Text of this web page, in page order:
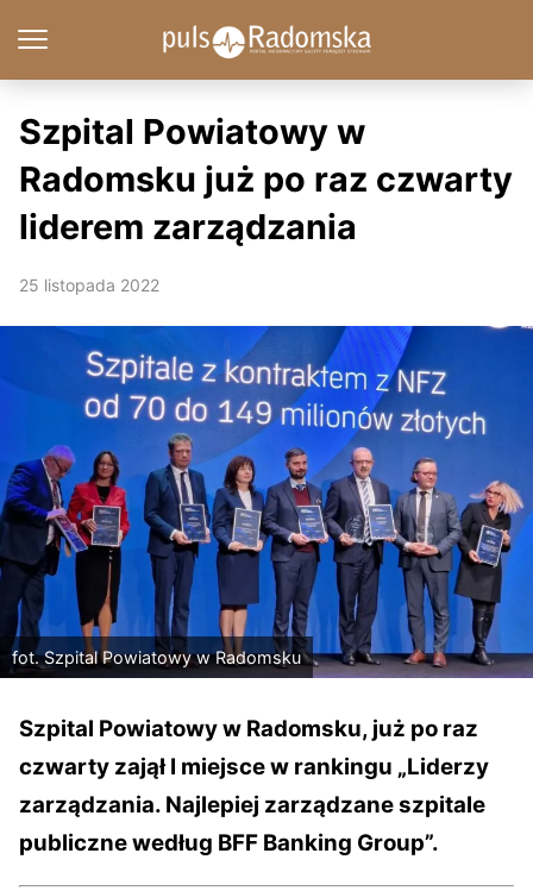
Szpital Powiatowy w
Radomsku już po raz czwarty
liderem zarządzania
25 listopada 2022
fot. Szpital Powiatowy w Radomsku
Szpital Powiatowy w Radomsku, już po raz
czwarty zajął I miejsce w rankingu „Liderzy
zarządzania. Najlepiej zarządzane szpitale
publiczne według BFF Banking Group”.